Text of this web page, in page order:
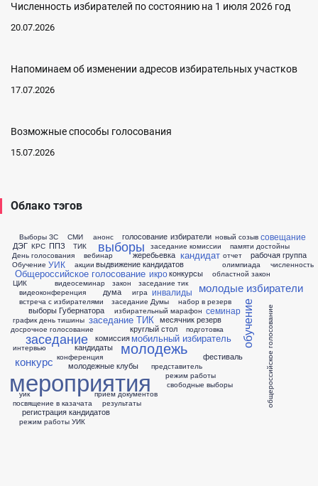
Численность избирателей по состоянию на 1 июля 2026 год
20.07.2026
Напоминаем об изменении адресов избирательных участков
17.07.2026
Возможные способы голосования
15.07.2026
Облако тэгов
Выборы ЗС
ДЭГ
День голосования
КРС
Обучение
Общероссийское голосование
ППЗ
СМИ
ТИК
УИК
ЦИК
акции
анонс
вебинар
видеоконференция
видеосеминар
встреча с избирателями
выборы
выборы Губернатора
выдвижение кандидатов
голосование
график день тишины
досрочное голосование
дума
жеребьевка
закон
заседание
заседание Думы
заседание ТИК
заседание комиссии
заседание тик
игра
избиратели
избирательный марафон
икро
инвалиды
интервью
кандидат
кандидаты
комиссия
конкурс
конкурсы
конференция
круглый стол
мероприятия
месячник
мобильный избиратель
молодежные клубы
молодежь
молодые избиратели
набор в резерв
новый созыв
областной закон
обучение общероссийское голосование
олимпиада
отчет
памяти достойны
подготовка
посвящение в казачата
представитель
прием документов
рабочая группа
регистрация кандидатов
режим работы
режим работы УИК
резерв
результаты
свободные выборы
семинар
совещание
уик
фестиваль
численность